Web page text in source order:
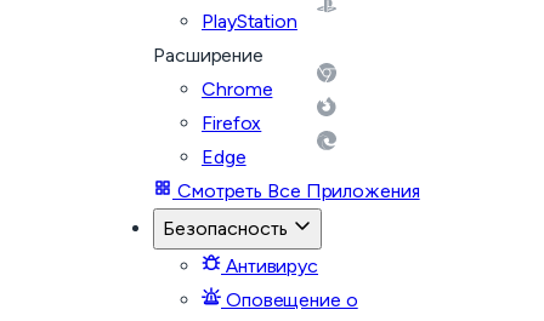
PlayStation
Расширение
Chrome
Firefox
Edge
Смотреть Все Приложения
Безопасность
Антивирус
Оповещение о